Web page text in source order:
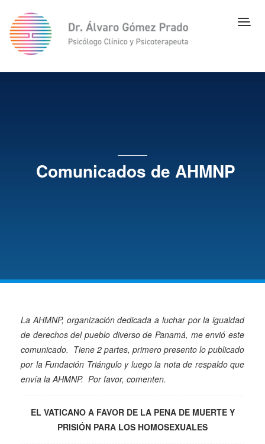
Comunicados de AHMNP
La AHMNP, organización dedicada a luchar por la igualdad
de derechos del pueblo diverso de Panamá, me envió este
comunicado. Tiene 2 partes, primero presento lo publicado
por la Fundación Triángulo y luego la nota de respaldo que
envía la AHMNP. Por favor, comenten.
EL VATICANO A FAVOR DE LA PENA DE MUERTE Y
PRISIÓN PARA LOS HOMOSEXUALES